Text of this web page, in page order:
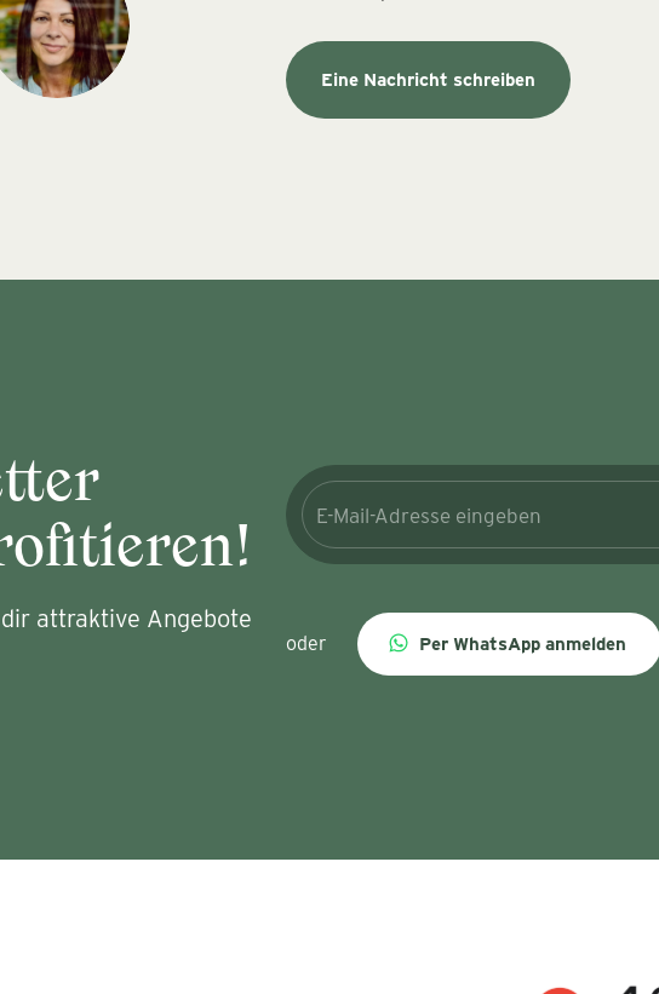
Eine Nachricht schreiben
attraktive Angebote
oder Per WhatsApp anmelden